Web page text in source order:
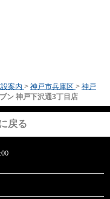
案内 > 神戸市兵庫区 > 神戸
ン 神戸下沢通3丁目店
戻る